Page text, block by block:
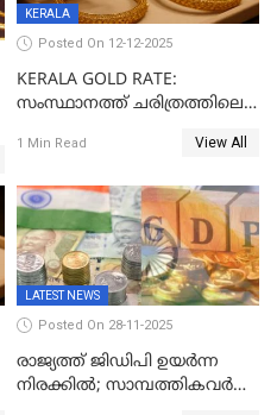
KERALA
Posted On 12-12-2025
KERALA GOLD RATE:
സംസ്ഥാനത്ത് ചരിത്രത്തിലെ
സ്വർണം; സർവ്വകാല
1 Min Read View All
LATEST NEWS
Posted On 28-11-2025
രാജ്യത്ത് ജിഡിപി ഉയര്‍ന്ന
നിരക്കില്‍; സാമ്പത്തികവർഷം